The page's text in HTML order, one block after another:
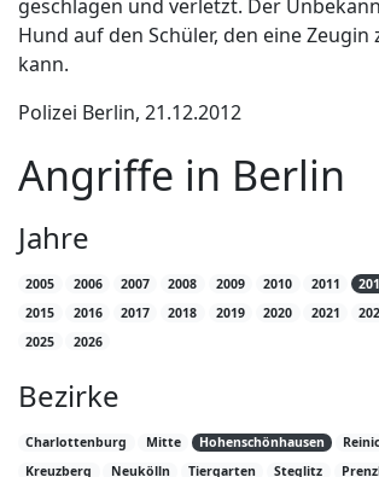
geschlagen und verletzt. Der
Hund auf den Schüler, den eine
kann.
Polizei Berlin, 21.12.2012
Angriffe in Berlin
Jahre
2005 2006 2007 2008 2009 2010 2011
2015
2016 2017 2018 2019 2020 2021
2025
2026
Bezirke
Charlottenburg Mitte Hohenschönhausen
Kreuzberg
Neukölln Tiergarten Steglitz